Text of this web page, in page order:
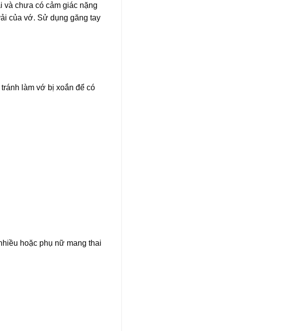
và chưa có cảm giác nặng
của vớ. Sử dụng găng tay
làm vớ bị xoắn để có
hoặc phụ nữ mang thai